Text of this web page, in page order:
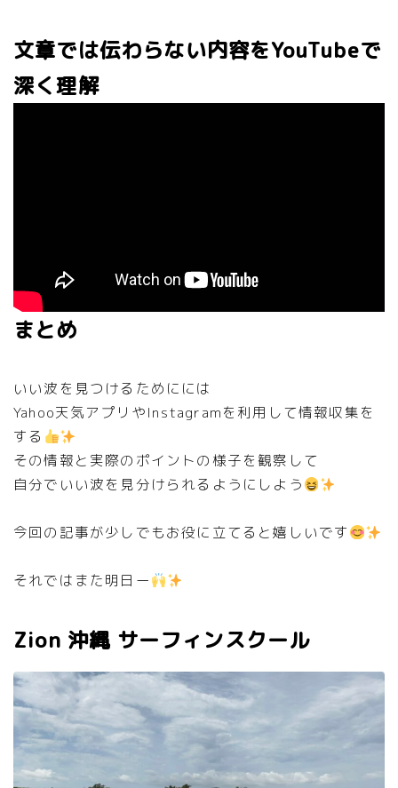
文章では伝わらない内容をYouTubeで
深く理解
まとめ
いい波を見つけるためにには
Yahoo天気アプリやInstagramを利用して情報収集を
する
その情報と実際のポイントの様子を観察して
自分でいい波を見分けられるようにしよう
今回の記事が少しでもお役に立てると嬉しいです
それではまた明日ー
Zion 沖縄 サーフィンスクール